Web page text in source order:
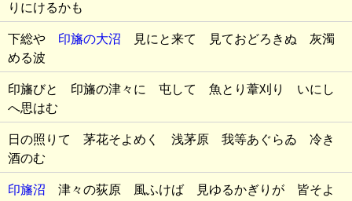
りにけるかも
下総や 印旛の大沼 見にと来て 見ておどろきぬ 灰濁
める波
印旛びと 印旛の津々に 屯して 魚とり葦刈り いにし
へ思はむ
日の照りて 茅花そよめく 浅茅原 我等あぐらゐ 冷き
酒のむ
印旛沼 津々の荻原 風ふけば 見ゆるかぎりが 皆そよ